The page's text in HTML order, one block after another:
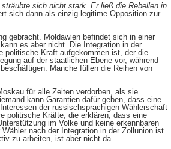
sich nicht stark. Er ließ die Rebellen in
sich dann als einzig legitime Opposition zur
gebracht. Moldawien befindet sich in einer
es aber nicht. Die Integration in der
politische Kraft aufgekommen ist, der die
auf der staatlichen Ebene vor, während
Manche füllen die Reihen von
für alle Zeiten verdorben, als sie
kann Garantien dafür geben, dass eine
der russischsprachigen Wählerschaft
politische Kräfte, die erklären, dass eine
im Volke und keine erkennbaren
nach der Integration in der Zollunion ist
zu arbeiten, ist aber nicht da.